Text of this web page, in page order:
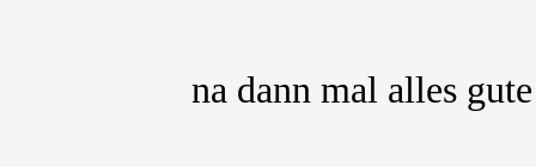
na dann mal alles